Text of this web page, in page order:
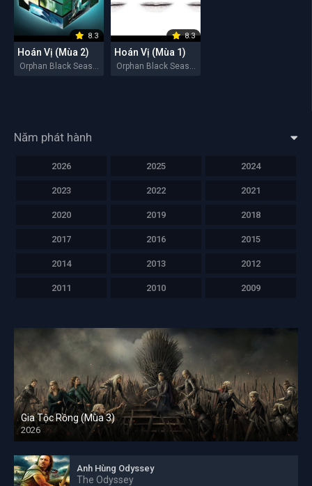
8.3
Hoán Vị (Mùa 2)
8.3
Hoán Vị (Mùa 1)
Năm phát hành
2026 2025 2024
2023 2022 2021
2020 2019 2018
2017 2016 2015
2014 2013 2012
2011 2010 2009
Gia Tộc Rồng (Mùa 3)
2026
Anh Hùng Odyssey
The Odyssey